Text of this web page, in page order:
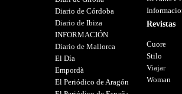
Diario de Córdoba
Diario de Ibiza
INFORMACIÓN
Diario de Mallorca
El Día
Empordà
El Periódico de Aragón
Revistas
Cuore
Stilo
Viajar
Woman